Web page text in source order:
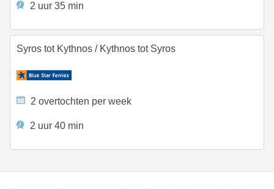
2 uur 35 min
Syros tot Kythnos /Kythnos tot Syros
2 overtochten per week
2 uur 40 min